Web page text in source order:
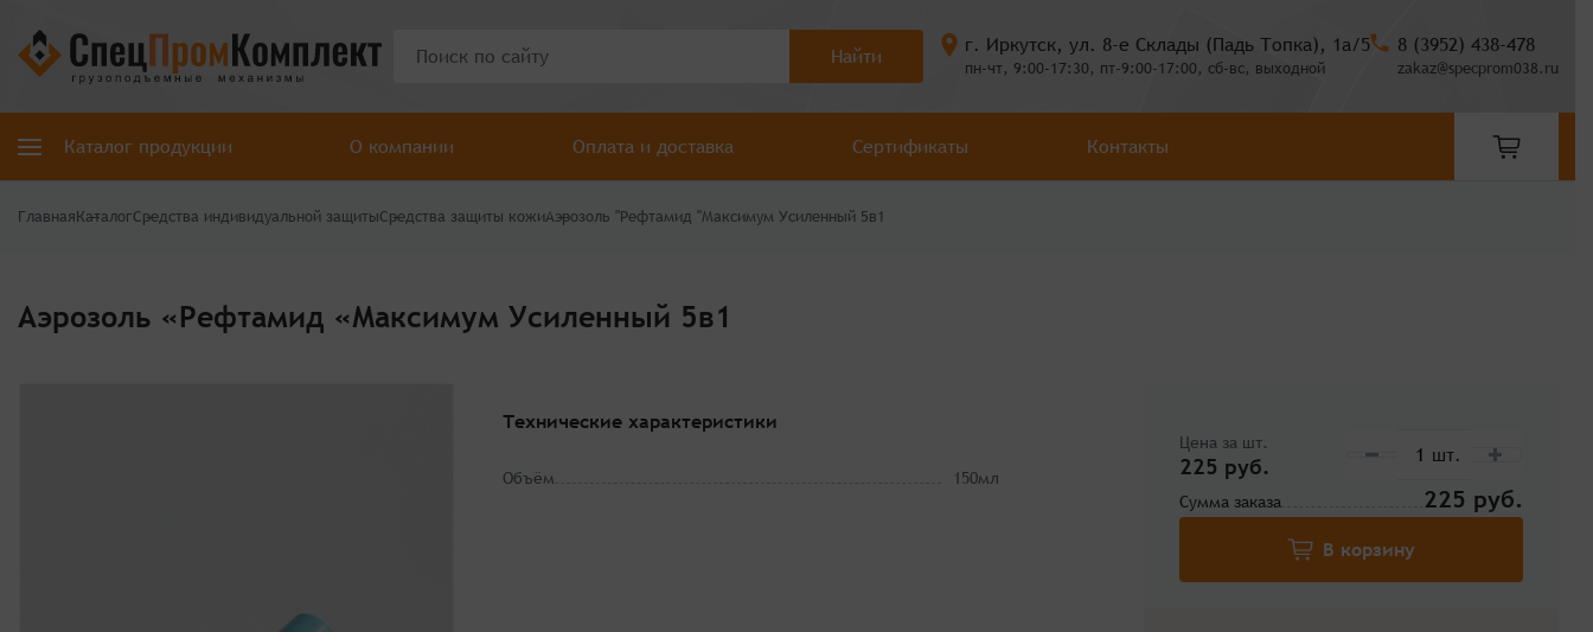
Найти
г. Иркутск, ул. 8-е Склады (Падь Топка), 1а/5
пн-чт, 9:00-17:30, пт-9:00-17:00, сб-вс, выходной
8 (3952) 438-478
zakaz@specprom038.ru
Каталог продукции О компании Оплата и доставка Сертификаты Контакты
ГлавнаяКаталогСредства индивидуальной защитыСредства защиты кожиАэрозоль "Рефтамид "Максимум Усиленный 5в1
Аэрозоль «Рефтамид «Максимум Усиленный 5в1
Технические характеристики
Объём 150мл
Цена за шт.
225 руб.
Сумма заказа 225